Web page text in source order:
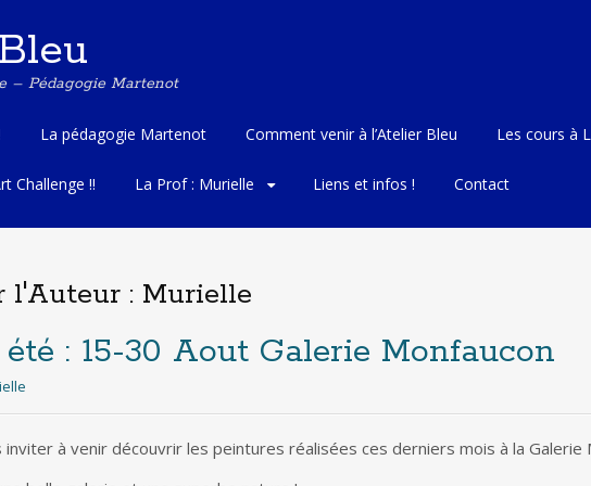
– Pédagogie Martenot
La pédagogie Martenot Comment venir à l’Atelier Bleu Les cours à
Challenge !! La Prof : Murielle Liens et infos ! Contact
l'Auteur : Murielle
été : 15-30 Aout Galerie Monfaucon
inviter à venir découvrir les peintures réalisées ces derniers mois à la Galerie